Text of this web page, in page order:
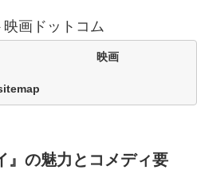
映画ドットコム
映画
』の魅力とコメディ要